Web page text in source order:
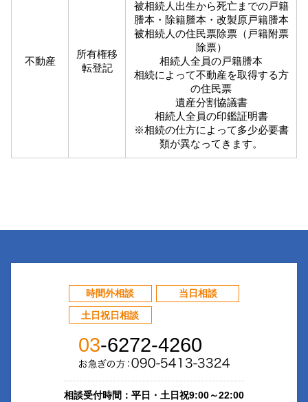
不動産
所有権移
転登記
被相続人出生から死亡までの戸籍
謄本・除籍謄本・改製原戸籍謄本
被相続人の住民票除票（戸籍附票
除票）
相続人全員の戸籍謄本
相続によって不動産を取得する方
の住民票
遺産分割協議書
相続人全員の印鑑証明書
※相続の仕方によって多少必要書
類が異なってきます。
時間外相談
当日相談
土日祝日相談
03-6272-4260
相談受付時間：平日・土日祝9:00～22:00